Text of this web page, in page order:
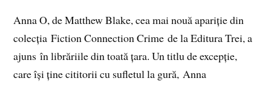
Anna O, de Matthew Blake, cea mai nouă apariție din
colecția Fiction Connection Crime de la Editura Trei, a
ajuns în librăriile din toată țara. Un titlu de excepție,
care își ține cititorii cu sufletul la gură, Anna